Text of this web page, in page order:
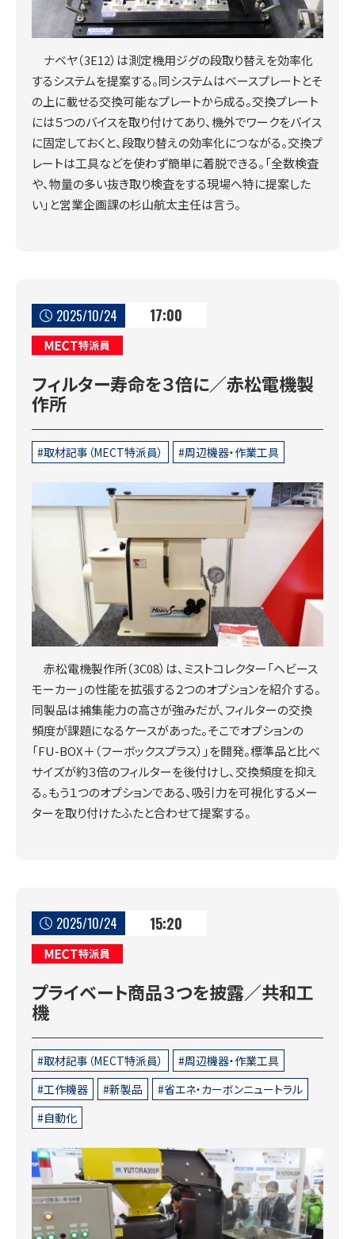
ナベヤ（3E12）は測定機用ジグの段取り替えを効率化
するシステムを提案する。同システムはベースプレートとそ
の上に載せる交換可能なプレートから成る。交換プレート
には５つのバイスを取り付けてあり、機外でワークをバイス
に固定しておくと、段取り替えの効率化につながる。交換プ
レートは工具などを使わず簡単に着脱できる。「全数検査
や、物量の多い抜き取り検査をする現場へ特に提案した
い」と営業企画課の杉山航太主任は言う。
2025/10/24 17:00
MECT特派員
フィルター寿命を３倍に／赤松電機製
作所
取材記事（MECT特派員） 周辺機器・作業工具
赤松電機製作所（3C08）は、ミストコレクター「ヘビース
モーカー」の性能を拡張する２つのオプションを紹介する。
同製品は捕集能力の高さが強みだが、フィルターの交換
頻度が課題になるケースがあった。そこでオプションの
「FU-BOX＋（フーボックスプラス）」を開発。標準品と比べ
サイズが約３倍のフィルターを後付けし、交換頻度を抑え
る。もう１つのオプションである、吸引力を可視化するメー
ターを取り付けたふたと合わせて提案する。
2025/10/24 15:20
MECT特派員
プライベート商品３つを披露／共和工
機
取材記事（MECT特派員）
周辺機器・作業工具
工作機器
新製品
省エネ・カーボンニュートラル
自動化